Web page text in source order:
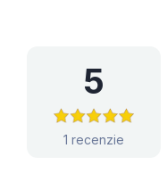
5
1 recenzie